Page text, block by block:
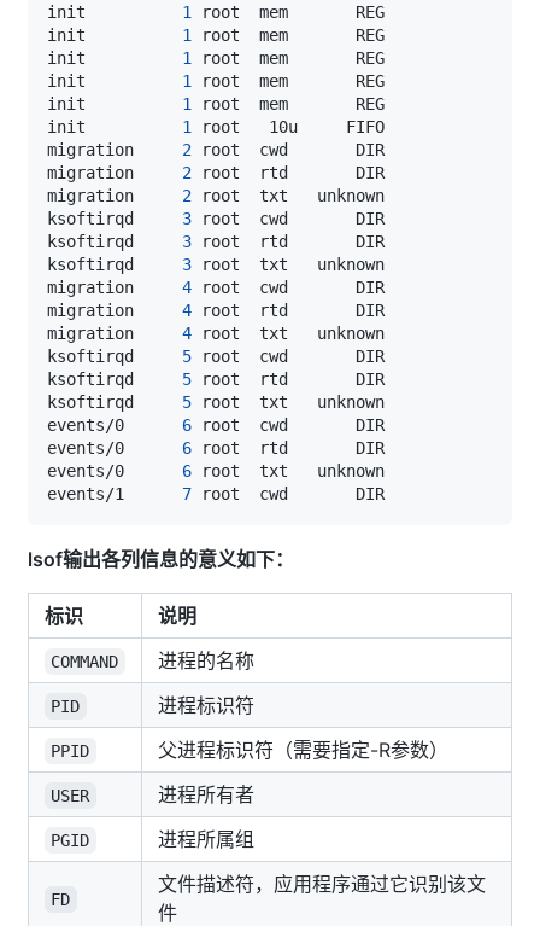
init 1 root  mem       REG
init 1 root  mem       REG
init 1 root  mem       REG
init 1 root  mem       REG
init 1 root  mem       REG
init 1 root   10u     FIFO
migration 2 root  cwd       DIR
migration 2 root  rtd       DIR
migration 2
ksoftirqd 3 root  cwd       DIR
ksoftirqd 3 root  rtd       DIR
ksoftirqd 3
migration 4 root  cwd       DIR
migration 4 root  rtd       DIR
migration 4
ksoftirqd 5 root  cwd       DIR
ksoftirqd 5 root  rtd       DIR
ksoftirqd 5
events/0 6 root  cwd       DIR
events/0 6 root  rtd       DIR
events/0 6
events/1 7 root  cwd       DIR
lsof输出各列信息的意义如下：
标识 说明
COMMAND 进程的名称
PID 进程标识符
PPID 父进程标识符（需要指定-R参数）
USER 进程所有者
PGID 进程所属组
FD
文件描述符，应用程序通过它识别该文
件